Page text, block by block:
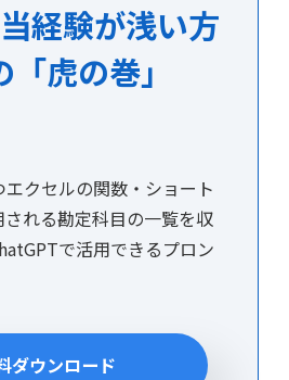
経験が浅い方
虎の巻」
クセルの関数・ショート
れる勘定科目の一覧を収
で活用できるプロン
ダウンロード